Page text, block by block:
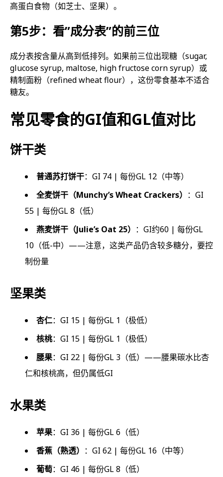
高蛋白食物（如芝士、坚果）。
第5步：看”成分表”的前三位
成分表按含量从高到低排列。如果前三位出现糖（sugar,
glucose syrup, maltose, high fructose corn syrup）或
精制面粉（refined wheat flour），这份零食基本不适合
糖友。
常见零食的GI值和GL值对比
饼干类
普通苏打饼干：GI 74 | 每份GL 12（中等）
全麦饼干（Munchy’s Wheat Crackers） ：GI
55 | 每份GL 8（低）
燕麦饼干（Julie’s Oat 25） ：GI约60 | 每份GL
10（低-中）——注意，这类产品仍含较多糖分，要控
制份量
坚果类
杏仁：GI 15 | 每份GL 1（极低）
核桃：GI 15 | 每份GL 1（极低）
腰果：GI 22 | 每份GL 3（低）——腰果碳水比杏
仁和核桃高，但仍属低GI
水果类
苹果：GI 36 | 每份GL 6（低）
香蕉（熟透） ：GI 62 | 每份GL 16（中等）
葡萄：GI 46 | 每份GL 8（低）